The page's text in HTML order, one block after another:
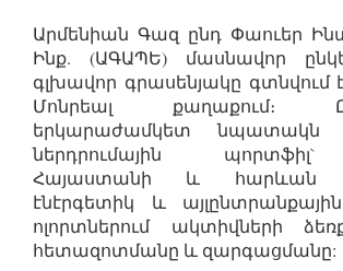
Արմենիան Գազ ընդ Փաուեր
Ինք. (ԱԳԱՊԵ) մասնավոր
գլխավոր գրասենյակը գտնվում
Մոնրեալ քաղաքում։
երկարաժամկետ նպատակն
ներդրումային
Հայաստանի և հարևան
էնէրգետիկ և
ոլորտներում ակտիվների
հետազոտմանը և զարգացմանը: